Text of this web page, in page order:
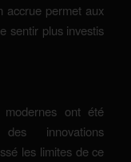
accrue permet aux
sentir plus investis
modernes ont été
innovations
les limites de ce